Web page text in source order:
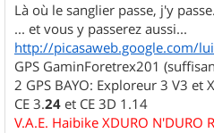
Là où le sanglier passe, j'y
... et vous y passerez aussi...
http://picasaweb.google.com/
GPS GaminForetrex201
2 GPS BAYO: Exploreur 3 V3 et
CE 3.24 et CE 3D 1.14
V.A.E. Haibike XDURO N'DURO